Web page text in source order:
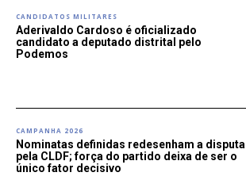
CANDIDATOS MILITARES
Aderivaldo Cardoso é oficializado
candidato a deputado distrital pelo
Podemos
CAMPANHA 2026
Nominatas definidas redesenham a disputa
pela CLDF; força do partido deixa de ser o
único fator decisivo